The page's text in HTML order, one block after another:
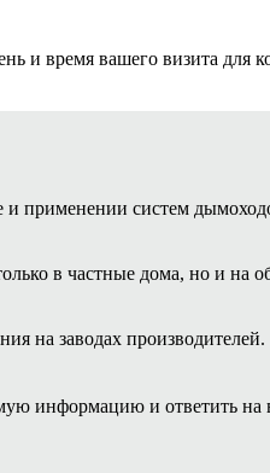
и время вашего визита для
применении систем
в частные дома, но и на
на заводах производителей.
информацию и ответить